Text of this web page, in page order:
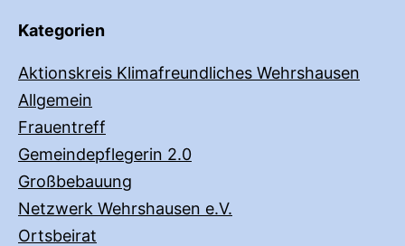
Kategorien
Aktionskreis Klimafreundliches Wehrshausen
Allgemein
Frauentreff
Gemeindepflegerin 2.0
Großbebauung
Netzwerk Wehrshausen e.V.
Ortsbeirat